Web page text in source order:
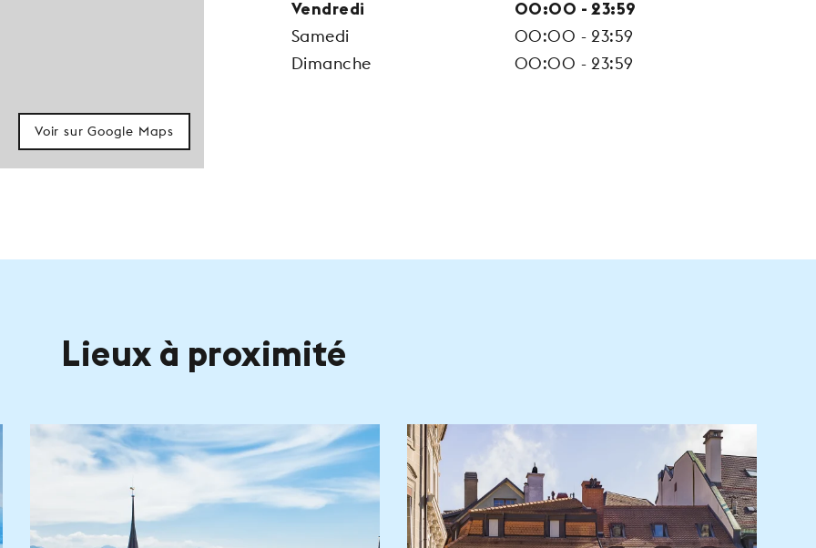
Voir sur Google Maps
Vendredi 00:00 - 23:59
Samedi
00:00 - 23:59
Dimanche
00:00 - 23:59
Lieux à proximité